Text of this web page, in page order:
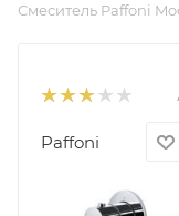
Смеситель Paffoni
Paffoni